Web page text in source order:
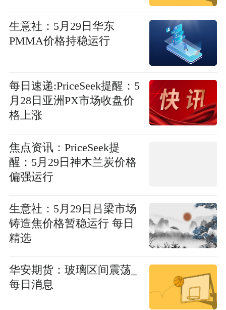
生意社：5月29日华东
PMMA价格持稳运行
每日速递:PriceSeek提醒：5
月28日亚洲PX市场收盘价
格上涨
焦点资讯：PriceSeek提
醒：5月29日神木兰炭价格
偏强运行
生意社：5月29日吕梁市场
铸造焦价格暂稳运行 每日
精选
华安期货：玻璃区间震荡_
每日消息